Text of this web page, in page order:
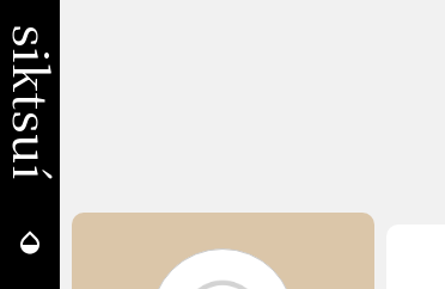
siktsuí
opacity